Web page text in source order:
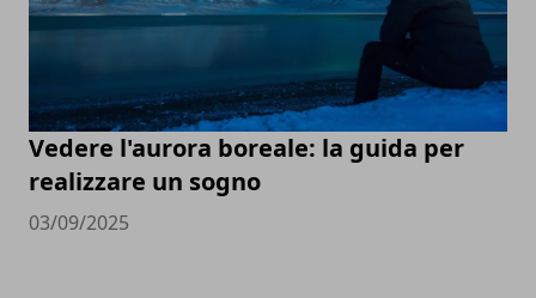
Vedere l'aurora boreale: la guida per
realizzare un sogno
03/09/2025